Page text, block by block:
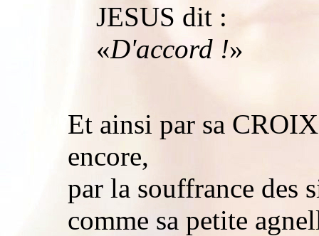
JESUS dit :
«D'accord !»
Et ainsi par sa
encore,
par la souffrance des
comme sa petite